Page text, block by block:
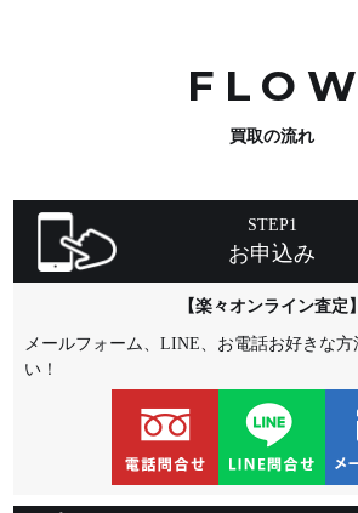
FLO W
買取の流れ
STEP1
お申込み
【楽々オンライン査定】
メールフォーム、LINE、お電話お好きな方
い！